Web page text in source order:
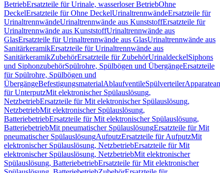
BetriebErsatzteile für Urinale, wasserloser BetriebOhne
DeckelErsatzteile für Ohne DeckelUrinaltrennwändeErsatzteile für
UrinaltrennwändeUrinaltrennwände aus KunststoffErsatzteile für
Urinaltrennwände aus KunststoffUrinaltrennwände aus
GlasErsatzteile für Urinaltrennwände aus GlasUrinaltrennwände aus
SanitärkeramikErsatzteile für Urinaltrennwände aus
SanitärkeramikZubehörErsatzteile für ZubehörUrinaldeckelSiphons
und SiphonzubehörSpülrohre, Spülbögen und ÜbergängeErsatzteile
für Spülrohre, Spülbögen und
ÜbergängeBefestigungsmaterialAblaufventileSpülverteiler
für UnterputzMit elektronischer Spülauslösung,
NetzbetriebErsatzteile für Mit elektronischer Spülauslösung,
NetzbetriebMit elektronischer Spülauslösung,
BatteriebetriebErsatzteile für Mit elektronischer Spülauslösung,
BatteriebetriebMit pneumatischer SpülauslösungErsatzteile für Mit
pneumatischer SpülauslösungAufputzErsatzteile für AufputzMit
elektronischer Spülauslösung, NetzbetriebErsatzteile für Mit
elektronischer Spülauslösung, NetzbetriebMit elektronischer
Spülauslösung, BatteriebetriebErsatzteile für Mit elektronischer